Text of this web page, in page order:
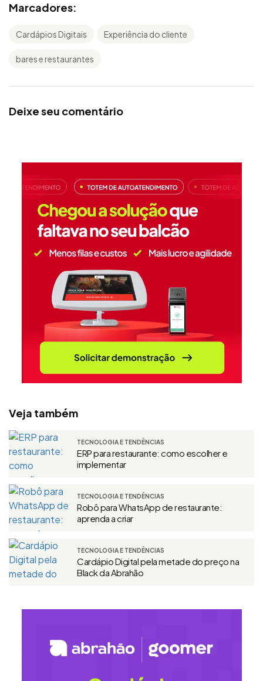
Marcadores:
Cardápios Digitais Experiência do cliente
bares e restaurantes
Deixe seu comentário
Veja também
TECNOLOGIA E TENDÊNCIAS
ERP para restaurante: como escolher e
implementar
TECNOLOGIA E TENDÊNCIAS
Robô para WhatsApp de restaurante:
aprenda a criar
TECNOLOGIA E TENDÊNCIAS
Cardápio Digital pela metade do preço na
Black da Abrahão